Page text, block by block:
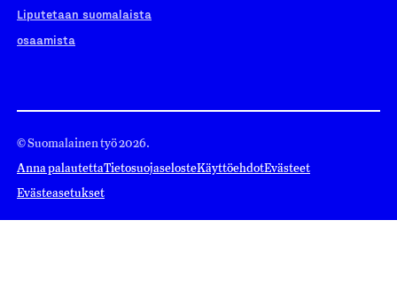
Liputetaan suomalaista
osaamista
© Suomalainen työ 2026.
Anna palautettaTietosuojaselosteKäyttöehdotEvästeet
Evästeasetukset